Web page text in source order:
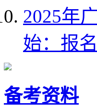
2025年
始：报
备考资料